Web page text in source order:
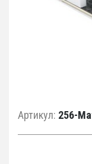
Артикул: 256-